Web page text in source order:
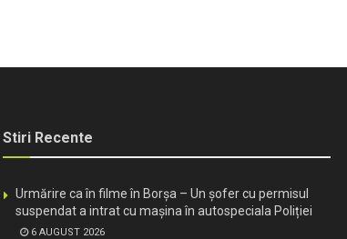
Stiri Recente
Urmărire ca în filme în Borșa – Un șofer cu permisul
suspendat a intrat cu mașina în autospeciala Poliției
6 AUGUST 2026